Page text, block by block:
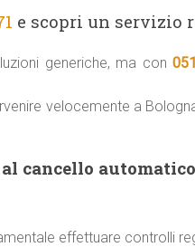
e scopri un servizio
generiche, ma con
velocemente a
cancello
effettuare controlli